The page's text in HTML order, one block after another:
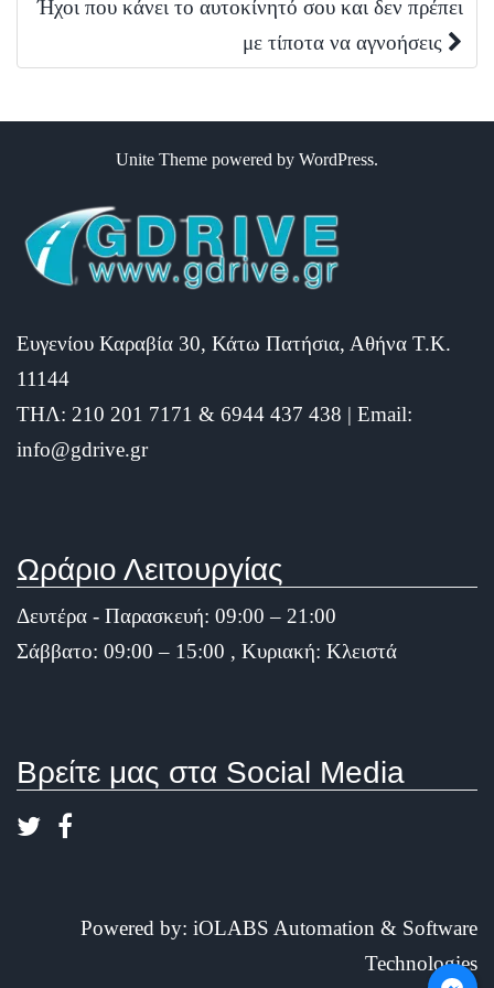
navigation
Ήχοι που κάνει το αυτοκίνητό σου και δεν πρέπει
με τίποτα να αγνοήσεις
Unite Theme powered by WordPress.
Ευγενίου Καραβία 30, Κάτω Πατήσια, Αθήνα Τ.Κ.
11144
ΤΗΛ: 210 201 7171 & 6944 437 438 | Email:
info@gdrive.gr
Ωράριο Λειτουργίας
Δευτέρα - Παρασκευή: 09:00 – 21:00
Σάββατο: 09:00 – 15:00 , Κυριακή: Κλειστά
Βρείτε μας στα Social Media
Powered by: iOLABS Automation & Software
Technologies